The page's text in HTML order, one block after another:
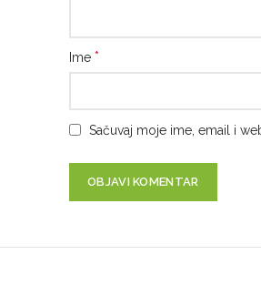
Ime *
Sačuvaj moje ime, email i